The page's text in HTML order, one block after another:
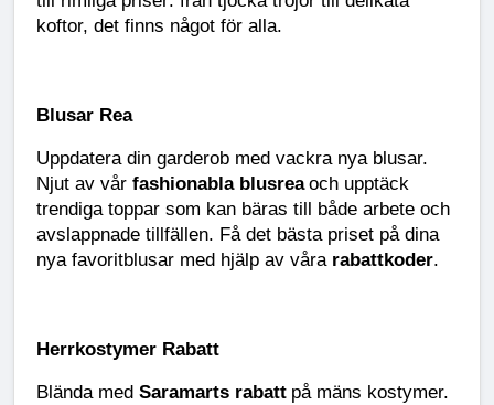
koftor, det finns något för alla.
Blusar Rea
Uppdatera din garderob med vackra nya blusar.
Njut av vår fashionabla blusrea och upptäck
trendiga toppar som kan bäras till både arbete och
avslappnade tillfällen. Få det bästa priset på dina
nya favoritblusar med hjälp av våra rabattkoder.
Herrkostymer Rabatt
Blända med Saramarts rabatt på mäns kostymer.